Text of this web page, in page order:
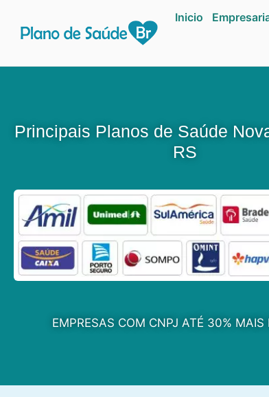
Inicio
Principais Planos de Saúde
RS
EMPRESAS COM CNPJ ATÉ 30% MAIS